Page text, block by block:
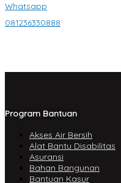
Whatsapp
081236330888
Program Bantuan
Akses Air Bersih
Alat Bantu Disabilitas
Asuransi
Bahan Bangunan
Bantuan Kasur